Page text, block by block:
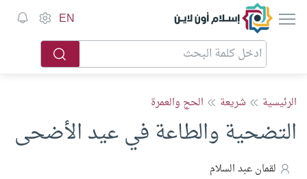
إسلام أون لاين EN
الرئيسية شريعة الحج والعمرة
التضحية والطاعة في عيد الأضحى
لقمان عبد السلام